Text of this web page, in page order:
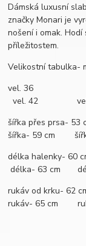
Dámská luxusní
značky Monari je
nošení i omak. Hodí
příležitostem.
Velikostní tabulka-
vel.
vel. 42 vel.
šířka přes
šířka- 59 cm
délka halenky-
délka- 63 cm
rukáv od krku-
rukáv- 65 cm